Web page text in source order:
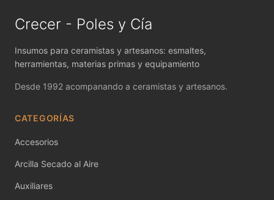
MAYCO FOUNDATIONS MATTE
Crecer - Poles y Cía
Insumos para ceramistas y artesanos: esmaltes,
herramientas, materias primas y equipamiento
Desde 1992 acompanando a ceramistas y artesanos.
CATEGORÍAS
Accesorios
Arcilla Secado al Aire
Auxiliares